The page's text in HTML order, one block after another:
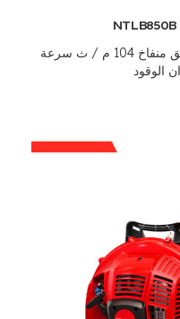
75.6cc حقيبة الظهر مكافحة الحرائق منفاخ 104 م / ث سرعة